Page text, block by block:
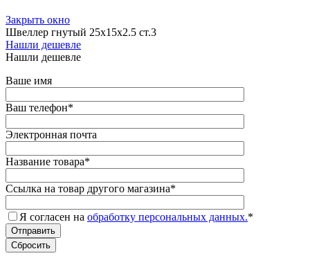
Закрыть окно
Швеллер гнутый 25х15х2.5 ст.3
Нашли дешевле
Нашли дешевле
Ваше имя
Ваш телефон*
Электронная почта
Название товара*
Ссылка на товар другого магазина*
Я согласен на обработку персональных данных.*